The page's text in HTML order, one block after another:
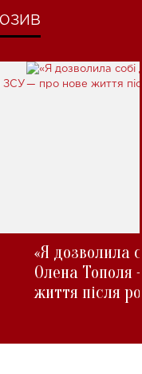
«Я дозволила
Олена Тополя
життя після